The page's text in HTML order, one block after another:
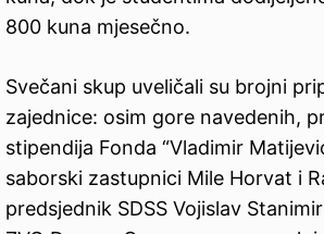
800 kuna mjesečno.
Svečani skup uveličali su brojni
zajednice: osim gore navedenih,
stipendija Fonda “Vladimir
saborski zastupnici Mile Horvat i
predsjednik SDSS Vojislav